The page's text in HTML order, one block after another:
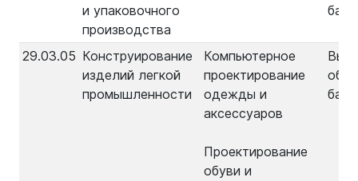
и упаковочного
производства
29.03.05 Конструирование
изделий легкой
промышленности
Компьютерное
проектирование
одежды и
аксессуаров
Проектирование
обуви и